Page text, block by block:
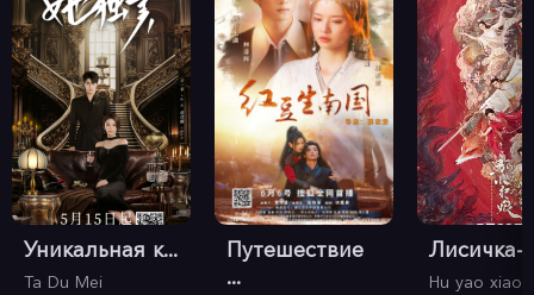
Уникальная к...
Ta Du Mei
Путешествие
...
Лисичка-
Hu yao xiao